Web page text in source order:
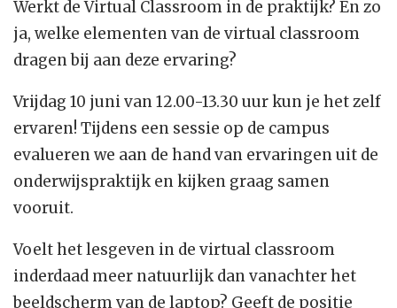
Werkt de Virtual Classroom in de praktijk? En zo
ja, welke elementen van de virtual classroom
dragen bij aan deze ervaring?
Vrijdag 10 juni van 12.00-13.30 uur kun je het zelf
ervaren! Tijdens een sessie op de campus
evalueren we aan de hand van ervaringen uit de
onderwijspraktijk en kijken graag samen
vooruit.
Voelt het lesgeven in de virtual classroom
inderdaad meer natuurlijk dan vanachter het
beeldscherm van de laptop? Geeft de positie